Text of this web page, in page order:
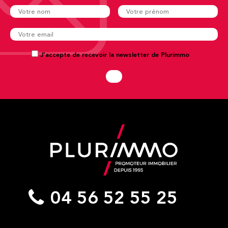
J'accepte de recevoir la newsletter de Plurimmo
04 56 52 55 25